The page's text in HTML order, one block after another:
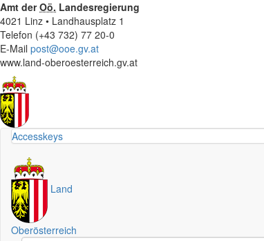
Amt derOö. Landesregierung
4021 Linz • Landhausplatz 1
Telefon (+43 732) 77 20-0
E-Mail post@ooe.gv.at
www.land-oberoesterreich.gv.at
Accesskeys
Land
Oberösterreich